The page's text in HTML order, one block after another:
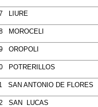
LIURE
MOROCELI
OROPOLI
POTRERILLOS
SAN ANTONIO DE FLORES
SAN LUCAS